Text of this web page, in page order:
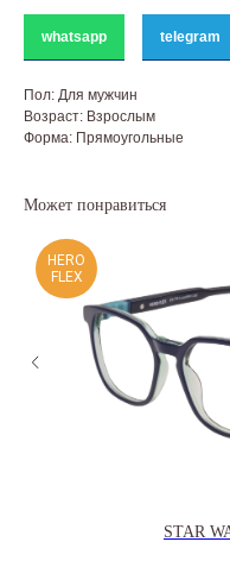
whatsapp telegram
Пол: Для мужчин
Возраст: Взрослым
Форма: Прямоугольные
Может понравиться
HERO
FLEX
STAR